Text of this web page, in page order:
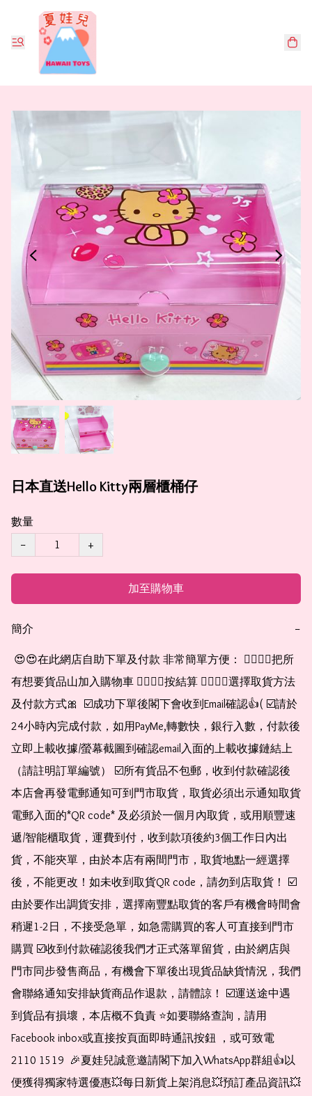
日本直送Hello Kitty兩層櫃桶仔
數量
−
+
加至購物車
簡介 −
有想要貨品山加入購物車 👉🏻👉🏻按結算 👉🏻👉🏻選擇取貨方法
及付款方式🎀  ☑️成功下單後閣下會收到Email確認👍( ☑️請於
24小時內完成付款，如用PayMe,轉數快，銀行入數，付款後
立即上載收據/螢幕截圖到確認email入面的上載收據鏈結上
（請註明訂單編號） ☑️所有貨品不包郵，收到付款確認後
本店會再發電郵通知可到門市取貨，取貨必須出示通知取貨
電郵入面的*QR code* 及必須於一個月內取貨，或用順豐速
遞/智能櫃取貨，運費到付，收到款項後約3個工作日內出
貨，不能夾單，由於本店有兩間門市，取貨地點一經選擇
後，不能更改！如未收到取貨QR code，請勿到店取貨！ ☑️
由於要作出調貨安排，選擇南豐點取貨的客戶有機會時間會
稍遲1-2日，不接受急單，如急需購買的客人可直接到門市
購買 ☑️收到付款確認後我們才正式落單留貨，由於網店與
門市同步發售商品，有機會下單後出現貨品缺貨情況，我們
會聯絡通知安排缺貨商品作退款，請體諒！ ☑️運送途中遇
到貨品有損壞，本店概不負責 ⭐️如要聯絡查詢，請用
Facebook inbox或直接按頁面即時通訊按鈕 ，或可致電
2110 1519  🎉夏娃兒誠意邀請閣下加入WhatsApp群組👍以
便獲得獨家特選優惠💥每日新貨上架消息💥預訂產品資訊💥